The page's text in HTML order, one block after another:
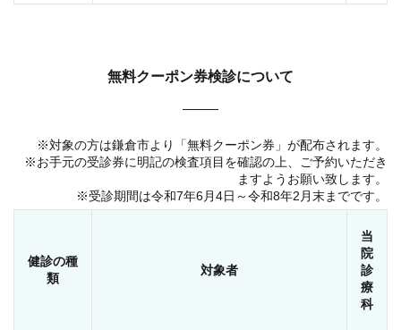
無料クーポン券検診について
※対象の方は鎌倉市より「無料クーポン券」が配布されます。
※お手元の受診券に明記の検査項目を確認の上、ご予約いただき
ますようお願い致します。
※受診期間は令和7年6月4日～令和8年2月末までです。
健診の種
類
対象者
当
院
診
療
科